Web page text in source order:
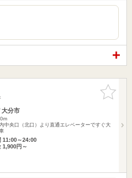
お気に入
りに追加
大分市
中央口（北口）より直通エレベーターですぐ大
11:00～24:00
1,900円～